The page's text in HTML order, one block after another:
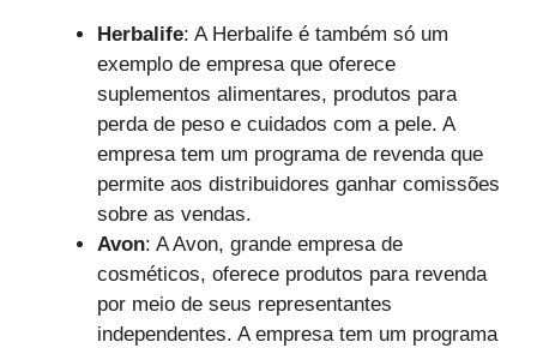
Herbalife: A Herbalife é também só um
exemplo de empresa que oferece
suplementos alimentares, produtos para
perda de peso e cuidados com a pele. A
empresa tem um programa de revenda que
permite aos distribuidores ganhar comissões
sobre as vendas.
Avon: A Avon, grande empresa de
cosméticos, oferece produtos para revenda
por meio de seus representantes
independentes. A empresa tem um programa